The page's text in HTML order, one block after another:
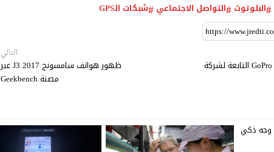
البلوتوث التواصل الاجتماعي شبكات الـGPS
إصدار كاميرا GoPro Fusion التابعة لشركة
التالي
ظهور هواتف سامسونج 2017 J3 عبر
مصنة Geekbench